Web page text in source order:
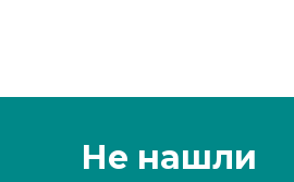
Не нашли